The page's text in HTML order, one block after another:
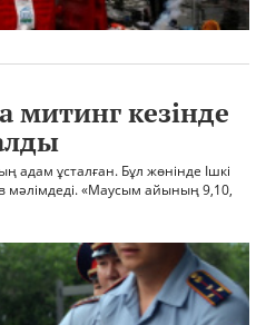
митинг кезінде
адам ұсталған. Бұл жөнінде Ішкі
мәлімдеді. «Маусым айының 9,10,